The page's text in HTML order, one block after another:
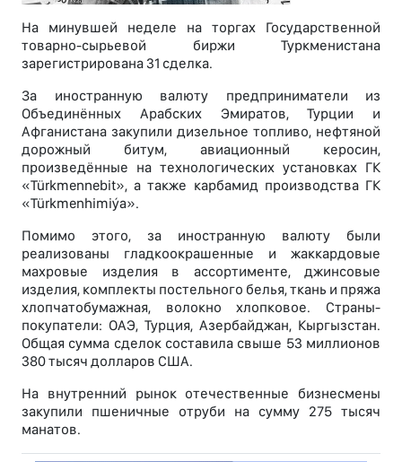
На минувшей неделе на торгах Государственной
товарно-сырьевой биржи Туркменистана
зарегистрирована 31 сделка.
За иностранную валюту предприниматели из
Объединённых Арабских Эмиратов, Турции и
Афганистана закупили дизельное топливо, нефтяной
дорожный битум, авиационный керосин,
произведённые на технологических установках ГК
«Türkmennebit», а также карбамид производства ГК
«Türkmenhimiýa».
Помимо этого, за иностранную валюту были
реализованы гладкоокрашенные и жаккардовые
махровые изделия в ассортименте, джинсовые
изделия, комплекты постельного белья, ткань и пряжа
хлопчатобумажная, волокно хлопковое. Страны-
покупатели: ОАЭ, Турция, Азербайджан, Кыргызстан.
Общая сумма сделок составила свыше 53 миллионов
380 тысяч долларов США.
На внутренний рынок отечественные бизнесмены
закупили пшеничные отруби на сумму 275 тысяч
манатов.